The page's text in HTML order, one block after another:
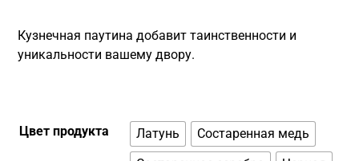
Кузнечная паутина добавит таинственности и
уникальности вашему двору.
Цвет продукта Латунь
Состаренная медь